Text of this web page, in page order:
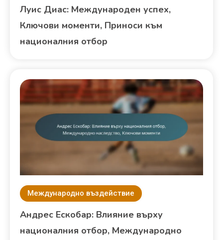
Луис Диас: Международен успех,
Ключови моменти, Приноси към
националния отбор
Международно въздействие
Андрес Ескобар: Влияние върху
националния отбор, Международно